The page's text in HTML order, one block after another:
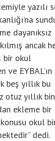
yazılı
dayanıksız
ancak
bir okul
ve
beş yıllık bu
yıllık
ekleme bir
konusu okul
dedi.